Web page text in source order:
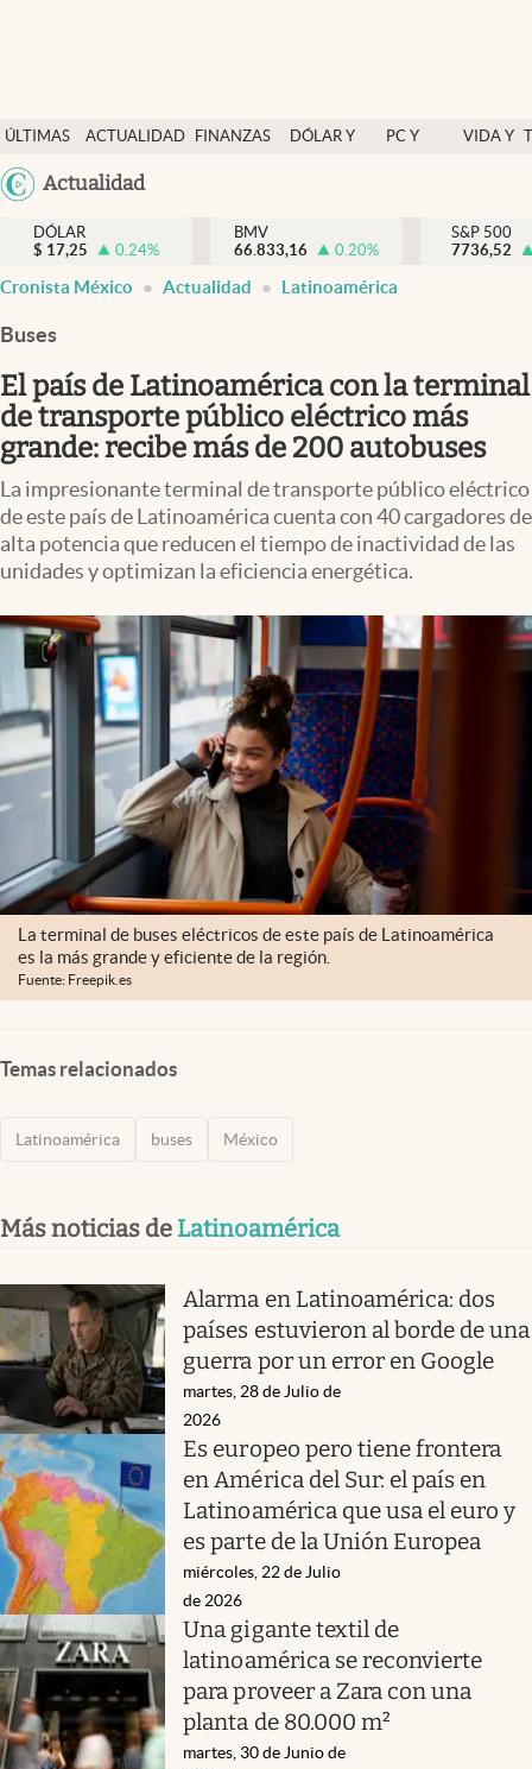
ÚLTIMAS
NOTICIAS
ACTUALIDAD
FINANZAS
DÓLAR Y
PC Y
VIDA Y
México
Actualidad
Actualidad
Finanzas y economía
Dólar y mercados
Pc y celular
Vida y estilo
Tv
Clima
Mediakit
abre en nueva pestaña
México
DÓLAR
$ 17,25 0.24%
BMV
66.833,16
0.20%
S&P 500
7736,52
Cronista México Actualidad Latinoamérica
Buses
El país de Latinoamérica con la terminal
de transporte público eléctrico más
grande: recibe más de 200 autobuses
La impresionante terminal de transporte público eléctrico
de este país de Latinoamérica cuenta con 40 cargadores de
alta potencia que reducen el tiempo de inactividad de las
unidades y optimizan la eficiencia energética.
La terminal de buses eléctricos de este país de Latinoamérica
es la más grande y eficiente de la región.
Fuente: Freepik.es
Temas relacionados
Latinoamérica buses México
Más noticias de Latinoamérica
Alarma en Latinoamérica: dos
países estuvieron al borde de una
guerra por un error en Google
martes, 28 de Julio de
2026
Es europeo pero tiene frontera
en América del Sur: el país en
Latinoamérica que usa el euro y
es parte de la Unión Europea
miércoles, 22 de Julio
de 2026
Una gigante textil de
latinoamérica se reconvierte
para proveer a Zara con una
planta de 80.000 m²
martes, 30 de Junio de